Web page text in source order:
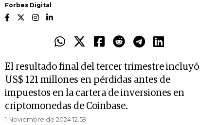
Forbes Digital
El resultado final del tercer trimestre incluyó
US$ 121 millones en pérdidas antes de
impuestos en la cartera de inversiones en
criptomonedas de Coinbase.
1 Noviembre de 2024 12.59